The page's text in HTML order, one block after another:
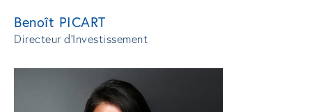
Benoît PICART
Directeur d'Investissement